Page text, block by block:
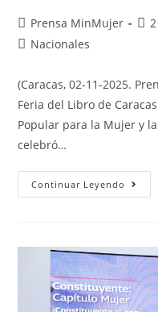
Prensa MinMujer
Nacionales
(Caracas, 02-11-2025.
Feria del Libro de
Popular para la Mujer y
celebró…
Continuar Leyendo